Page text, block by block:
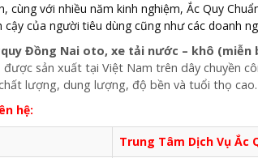
cùng với nhiều năm kinh nghiệm, Ắc Quy
cậy của người tiêu dùng cũng như các doanh
Đồng Nai oto, xe tải nước – khô (miễn
được sản xuất tại Việt Nam trên dây chuyền
lượng, dung lượng, độ bền và tuổi thọ cao.
hệ:
Trung Tâm Dịch Vụ Ắc